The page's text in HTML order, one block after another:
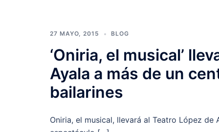
27 MAYO, 2015 BLOG
‘Oniria, el musical’
Ayala a más de un
bailarines
Oniria, el musical, llevará al Teatro López